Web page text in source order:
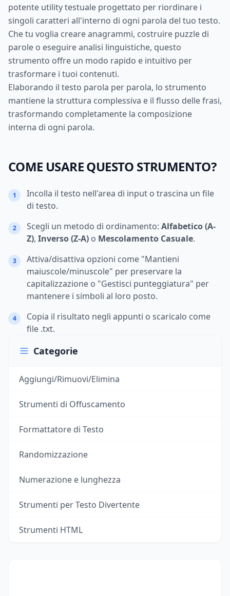
potente utility testuale progettato per riordinare i
singoli caratteri all'interno di ogni parola del tuo testo.
Che tu voglia creare anagrammi, costruire puzzle di
parole o eseguire analisi linguistiche, questo
strumento offre un modo rapido e intuitivo per
trasformare i tuoi contenuti.
Elaborando il testo parola per parola, lo strumento
mantiene la struttura complessiva e il flusso delle frasi,
trasformando completamente la composizione
interna di ogni parola.
COME USARE QUESTO STRUMENTO?
1
Incolla il testo nell'area di input o trascina un file
di testo.
2 Scegli un metodo di ordinamento: Alfabetico (A-
Z), Inverso (Z-A) o Mescolamento Casuale.
3
Attiva/disattiva opzioni come "Mantieni
maiuscole/minuscole" per preservare la
capitalizzazione o "Gestisci punteggiatura" per
mantenere i simboli al loro posto.
4
Copia il risultato negli appunti o scaricalo come
file .txt.
Categorie
Aggiungi/Rimuovi/Elimina
Strumenti di Offuscamento
Formattatore di Testo
Randomizzazione
Numerazione e lunghezza
Strumenti per Testo Divertente
Strumenti HTML